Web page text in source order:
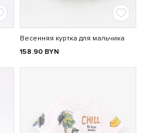
Весенняя куртка для мальчика
158.90 BYN